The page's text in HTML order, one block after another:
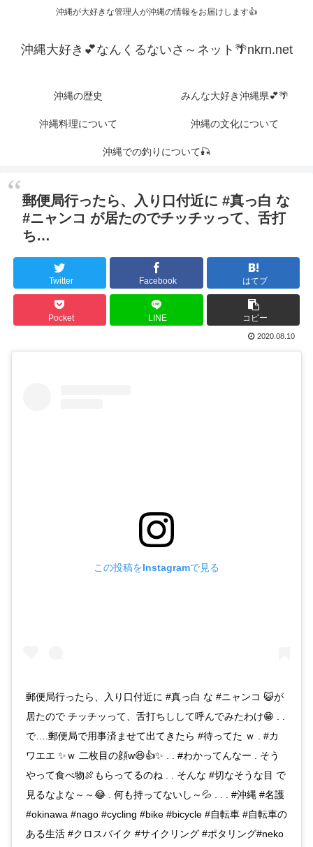
沖縄が大好きな管理人が沖縄の情報をお届けします👍
沖縄大好き💕なんくるないさ～ネット🌴nkrn.net
沖縄の歴史 みんな大好き沖縄県💕🌴
沖縄料理について 沖縄の文化について
沖縄での釣りについて🎣
郵便局行ったら、入り口付近に #真っ白 な
#ニャンコ が居たのでチッチッって、舌打
ち…
Twitter Facebook はてブ
Pocket LINE コピー
2020.08.10
この投稿をInstagramで見る
郵便局行ったら、入り口付近に #真っ白 な #ニャンコ 😺が
居たので チッチッって、舌打ちしして呼んでみたわけ😁 . .
で….郵便局で用事済ませて出てきたら #待ってた ｗ . #カ
ワエエ ✨ｗ 二枚目の顔w😆👍✨ . . #わかってんなー . そう
やって食べ物🍖もらってるのね . . そんな #切なそうな目 で
見るなよな～～😂 . 何も持ってないし～💦 . . . #沖縄 #名護
#okinawa #nago #cycling #bike #bicycle #自転車 #自転車の
ある生活 #クロスバイク #サイクリング #ポタリング#neko